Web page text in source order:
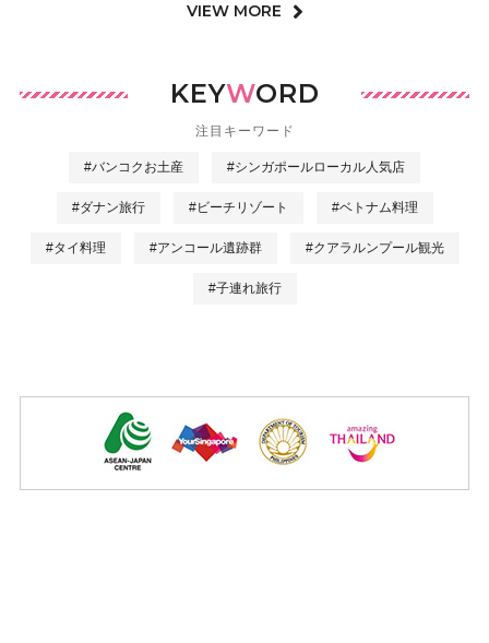
VIEW MORE
KEYWORD
注目キーワード
#バンコクお土産 #シンガポールローカル人気店
#ダナン旅行 #ビーチリゾート #ベトナム料理
#タイ料理 #アンコール遺跡群 #クアラルンプール観光
#子連れ旅行